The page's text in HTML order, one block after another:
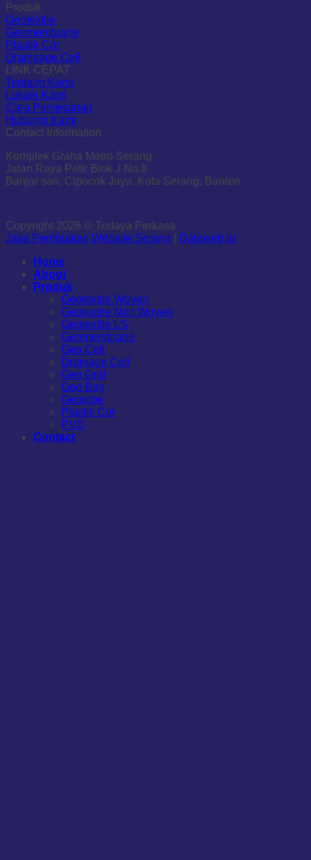
Produk
Geotextile
Geomembrane
Plastik Cor
Draineage Cell
LINK CEPAT
Tentang Kami
Lokasi Kami
Cara Pemesanan
Hubungi Kami
Contact Information
Komplek Graha Metro Serang
Jalan Raya Petir Blok J No.8
Banjar sari, Cipocok Jaya, Kota Serang, Banten
Copyright 2026 © Tridaya Perkasa
Jasa Pembuatan Website Serang
Dataweb.id
Home
About
Produk
Geotextile Woven
Geotextile Non Woven
Geotextile LS
Geomembrane
Geo Cell
Drainage Cell
Geo Grid
Geo Bag
Geopipe
Plastik Cor
PVD
Contact